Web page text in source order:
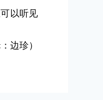
以听见
边珍）